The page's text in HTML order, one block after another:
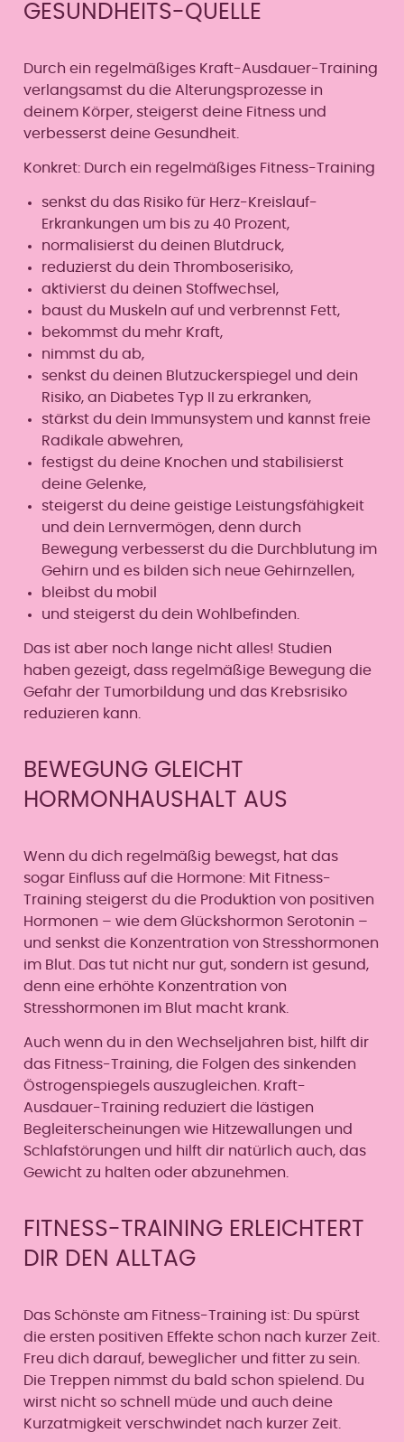
GESUNDHEITS-QUELLE
Durch ein regelmäßiges Kraft-Ausdauer-Training
verlangsamst du die Alterungsprozesse in
deinem Körper, steigerst deine Fitness und
verbesserst deine Gesundheit.
Konkret: Durch ein regelmäßiges Fitness-Training
senkst du das Risiko für Herz-Kreislauf-
Erkrankungen um bis zu 40 Prozent,
normalisierst du deinen Blutdruck,
reduzierst du dein Thromboserisiko,
aktivierst du deinen Stoffwechsel,
baust du Muskeln auf und verbrennst Fett,
bekommst du mehr Kraft,
nimmst du ab,
senkst du deinen Blutzuckerspiegel und dein
Risiko, an Diabetes Typ II zu erkranken,
stärkst du dein Immunsystem und kannst freie
Radikale abwehren,
festigst du deine Knochen und stabilisierst
deine Gelenke,
steigerst du deine geistige Leistungsfähigkeit
und dein Lernvermögen, denn durch
Bewegung verbesserst du die Durchblutung im
Gehirn und es bilden sich neue Gehirnzellen,
bleibst du mobil
und steigerst du dein Wohlbefinden.
Das ist aber noch lange nicht alles! Studien
haben gezeigt, dass regelmäßige Bewegung die
Gefahr der Tumorbildung und das Krebsrisiko
reduzieren kann.
BEWEGUNG GLEICHT
HORMONHAUSHALT AUS
Wenn du dich regelmäßig bewegst, hat das
sogar Einfluss auf die Hormone: Mit Fitness-
Training steigerst du die Produktion von positiven
Hormonen – wie dem Glückshormon Serotonin –
und senkst die Konzentration von Stresshormonen
im Blut. Das tut nicht nur gut, sondern ist gesund,
denn eine erhöhte Konzentration von
Stresshormonen im Blut macht krank.
Auch wenn du in den Wechseljahren bist, hilft dir
das Fitness-Training, die Folgen des sinkenden
Östrogenspiegels auszugleichen. Kraft-
Ausdauer-Training reduziert die lästigen
Begleiterscheinungen wie Hitzewallungen und
Schlafstörungen und hilft dir natürlich auch, das
Gewicht zu halten oder abzunehmen.
FITNESS-TRAINING ERLEICHTERT
DIR DEN ALLTAG
Das Schönste am Fitness-Training ist: Du spürst
die ersten positiven Effekte schon nach kurzer Zeit.
Freu dich darauf, beweglicher und fitter zu sein.
Die Treppen nimmst du bald schon spielend. Du
wirst nicht so schnell müde und auch deine
Kurzatmigkeit verschwindet nach kurzer Zeit.